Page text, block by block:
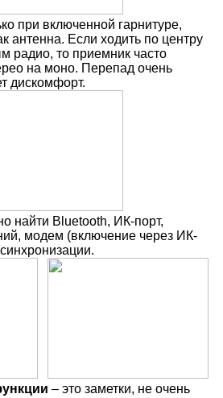
при включенной гарнитуре,
антенна. Если ходить по центру
радио, то приемник часто
на моно. Перепад очень
дискомфорт.
найти Bluetooth, ИК-порт,
модем (включение через ИК-
– это заметки, не очень